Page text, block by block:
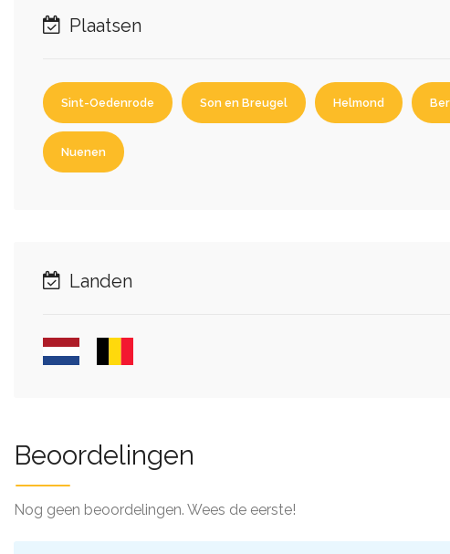
Plaatsen
Sint-Oedenrode Son en Breugel Helmond
Nuenen
Landen
Beoordelingen
Nog geen beoordelingen. Wees de eerste!